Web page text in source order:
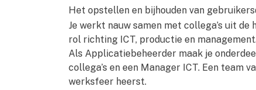
Het opstellen en bijhouden van
Je werkt nauw samen met collega’s uit
rol richting ICT, productie en
Als Applicatiebeheerder maak je
collega’s en een Manager ICT. Een team
werksfeer heerst.